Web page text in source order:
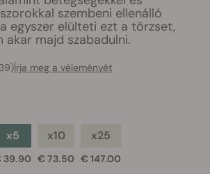
szembeni ellenálló
egyszer elülteti ezt a törzset,
akar majd szabadulni.
Írja meg a véleményét
x5
39.90
x10
€ 73.50
x25
€ 147.00